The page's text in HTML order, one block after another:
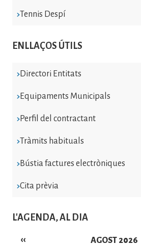
Tennis Despí
ENLLAÇOS ÚTILS
Directori Entitats
Equipaments Municipals
Perfil del contractant
Tràmits habituals
Bústia factures electròniques
Cita prèvia
L'AGENDA, AL DIA
AGOST 2026
‹‹